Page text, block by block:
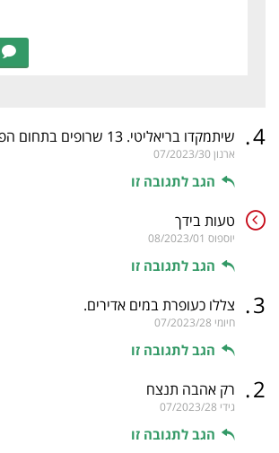
4
. שיתמקדו בריאליטי. 13 שרופים בתחום הפוליטי!
ארנון 07/2023/30
הגב לתגובה זו
טעות בידך
יוספוס 08/2023/01
הגב לתגובה זו
3
. צללו כעופרת במים אדירים.
חיומי 07/2023/28
הגב לתגובה זו
2
. רק אהבה תנצח
גידי 07/2023/28
הגב לתגובה זו